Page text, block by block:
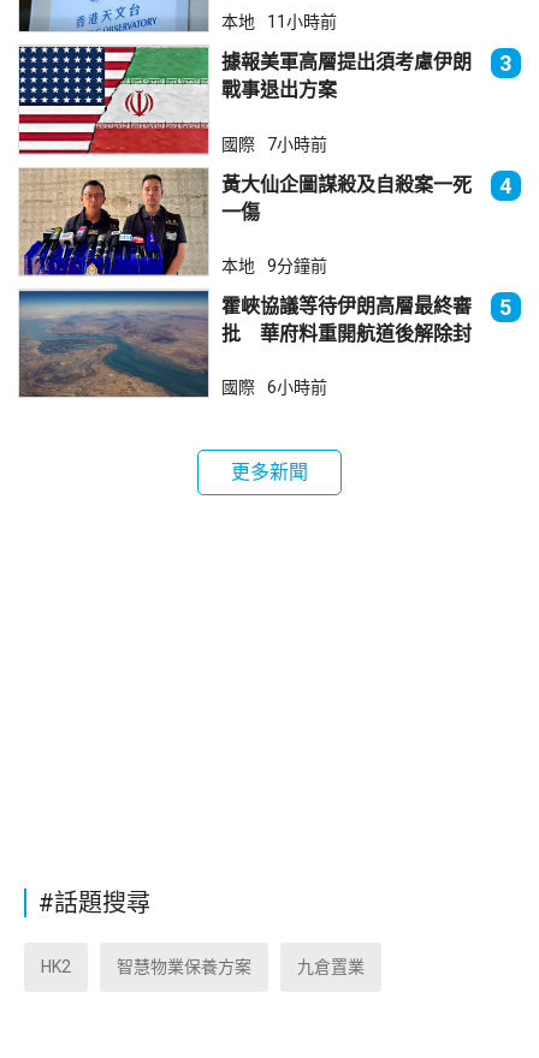
本地 11小時前
據報美軍高層提出須考慮伊朗
戰事退出方案
3
國際 7小時前
黃大仙企圖謀殺及自殺案一死
一傷
4
本地 9分鐘前
霍峽協議等待伊朗高層最終審
批 華府料重開航道後解除封
5
國際 6小時前
更多新聞
#話題搜尋
HK2 智慧物業保養方案 九倉置業